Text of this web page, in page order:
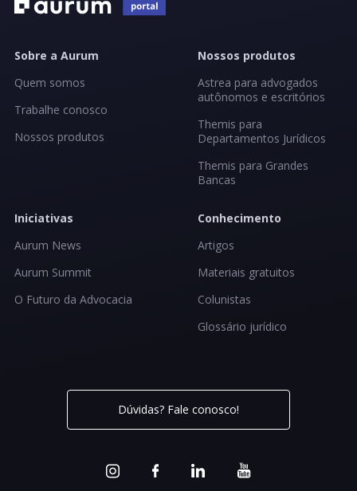
Sobre a Aurum
Quem somos
Trabalhe conosco
Nossos produtos
Nossos produtos
Astrea para advogados
autônomos e escritórios
Themis para
Departamentos Jurídicos
Themis para Grandes
Bancas
Iniciativas
Aurum News
Aurum Summit
O Futuro da Advocacia
Conhecimento
Artigos
Materiais gratuitos
Colunistas
Glossário jurídico
Dúvidas? Fale conosco!